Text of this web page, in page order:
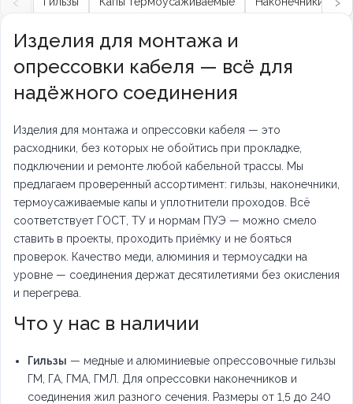
Изделия для монтажа и
опрессовки кабеля — всё для
надёжного соединения
Изделия для монтажа и опрессовки кабеля — это
расходники, без которых не обойтись при прокладке,
подключении и ремонте любой кабельной трассы. Мы
предлагаем проверенный ассортимент: гильзы, наконечники,
термоусаживаемые капы и уплотнители проходов. Всё
соответствует ГОСТ, ТУ и нормам ПУЭ — можно смело
ставить в проекты, проходить приёмку и не бояться
проверок. Качество меди, алюминия и термоусадки на
уровне — соединения держат десятилетиями без окисления
и перегрева.
Что у нас в наличии
Гильзы — медные и алюминиевые опрессовочные гильзы
ГМ, ГА, ГМА, ГМЛ. Для опрессовки наконечников и
соединения жил разного сечения. Размеры от 1,5 до 240